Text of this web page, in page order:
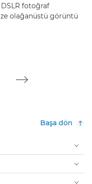
fotoğraf
olağanüstü görüntü
Başa dön